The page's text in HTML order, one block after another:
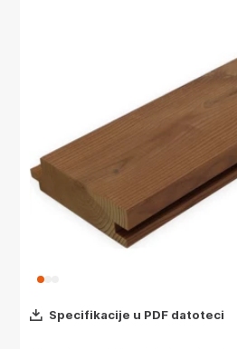
Specifikacije u PDF datoteci